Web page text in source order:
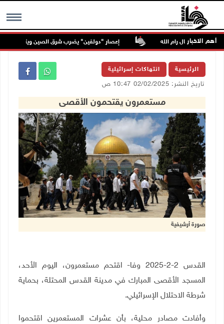
MENU أهم الاخبار
عابود شمال رام الله إعصار "دولفين" يضرب شرق الصين ويتسبب في إلغاء
الرئيسية انتهاكات إسرائيلية
تاريخ النشر: 02/02/2025 10:47 ص
مستعمرون يقتحمون الأقصى
صورة أرشيفية
القدس 2-2-2025 وفا- اقتحم مستعمرون، اليوم الأحد،
المسجد الأقصى المبارك في مدينة القدس المحتلة، بحماية
شرطة الاحتلال الإسرائيلي.
وأفادت مصادر محلية، بأن عشرات المستعمرين اقتحموا